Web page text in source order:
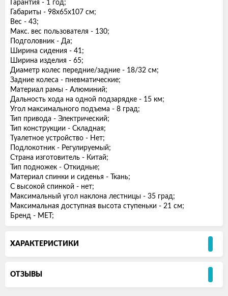
Гарантия - 1 год;
Габариты - 98х65х107 см;
Вес - 43;
Макс. вес пользователя - 130;
Подголовник - Да;
Ширина сидения - 41;
Ширина изделия - 65;
Диаметр колес передние/задние - 18/32 см;
Задние колеса - пневматические;
Материал рамы - Алюминий;
Дальность хода на одной подзарядке - 15 км;
Угол максимального подъема - 8 град;
Тип привода - Электрический;
Тип конструкции - Складная;
Туалетное устройство - Нет;
Подлокотник - Регулируемый;
Страна изготовитель - Китай;
Тип подножек - Откидные;
Материал спинки и сиденья - Ткань;
С высокой спинкой - нет;
Максимальный угол наклона лестницы - 35 град;
Максимальная доступная высота ступеньки - 21 см;
Бренд - MET;
ХАРАКТЕРИСТИКИ
ОТЗЫВЫ